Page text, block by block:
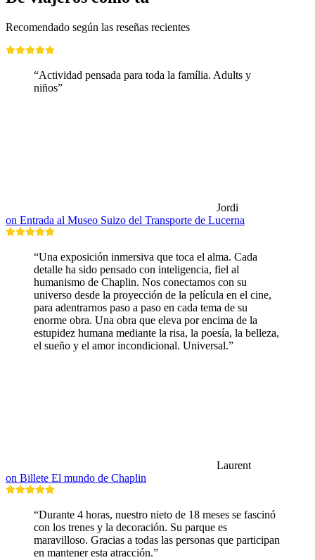
Recomendado según las reseñas recientes
“Actividad pensada para toda la família. Adults y
niños”
Jordi
on Entrada al Museo Suizo del Transporte de Lucerna
“Una exposición inmersiva que toca el alma. Cada
detalle ha sido pensado con inteligencia, fiel al
humanismo de Chaplin. Nos conectamos con su
universo desde la proyección de la película en el cine,
para adentrarnos paso a paso en cada tema de su
enorme obra. Una obra que eleva por encima de la
estupidez humana mediante la risa, la poesía, la belleza,
el sueño y el amor incondicional. Universal.”
Laurent
on Billete El mundo de Chaplin
“Durante 4 horas, nuestro nieto de 18 meses se fascinó
con los trenes y la decoración. Su parque es
maravilloso. Gracias a todas las personas que participan
en mantener esta atracción.”